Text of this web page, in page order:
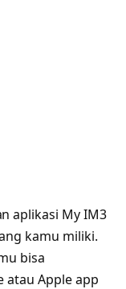
aplikasi My IM3
kamu miliki.
bisa
atau Apple app